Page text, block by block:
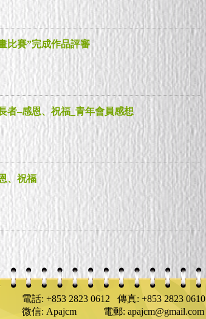
比賽”完成作品評審
者–感恩、祝福_青年會員感想
、祝福
電話: +853 2823 0612 傳真: +853 2823 0610
微信: Apajcm 電郵: apajcm@gmail.com